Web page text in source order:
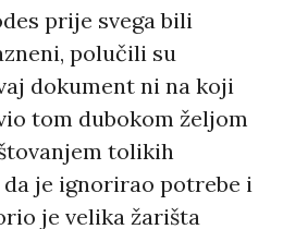
prije svega bili
polučili su
dokument ni na koji
tom dubokom željom
tolikih
je ignorirao potrebe i
je velika žarišta